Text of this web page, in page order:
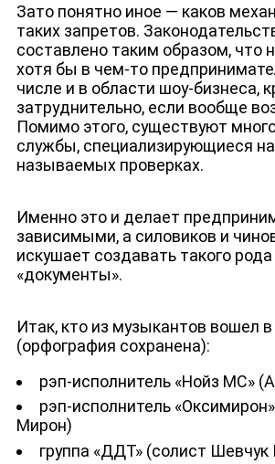
ДЕПУТАТЫ К СЪЕЗДУ
Зато понятно иное — каков
таких запретов.
составлено таким образом, что
хотя бы в чем-то
числе и в области шоу-бизнеса,
затруднительно, если вообще
Помимо этого, существуют
службы, специализирующиеся
называемых проверках.
Именно это и делает
зависимыми, а силовиков и
искушает создавать такого
«документы».
Итак, кто из музыкантов вошел
(орфография сохранена):
рэп-исполнитель «Нойз МС»
рэп-исполнитель
Мирон)
группа «ДДТ» (солист